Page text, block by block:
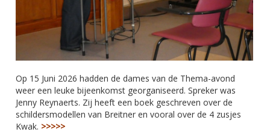
Op 15 Juni 2026 hadden de dames van de Thema-avond
weer een leuke bijeenkomst georganiseerd. Spreker was
Jenny Reynaerts. Zij heeft een boek geschreven over de
schildersmodellen van Breitner en vooral over de 4 zusjes
Kwak. >>>>>